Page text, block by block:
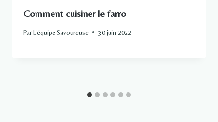
Comment cuisiner le farro
ParL'équipe Savoureuse 30 juin 2022